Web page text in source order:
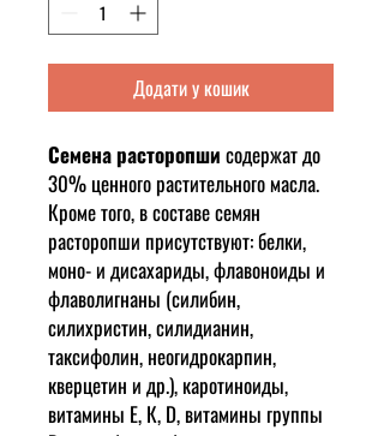
Додати у кошик
Семена расторопши содержат до
30% ценного растительного масла.
Кроме того, в составе семян
расторопши присутствуют: белки,
моно- и дисахариды, флавоноиды и
флаволигнаны (силибин,
силихристин, силидианин,
таксифолин, неогидрокарпин,
кверцетин и др.), каротиноиды,
витамины Е, К, D, витамины группы